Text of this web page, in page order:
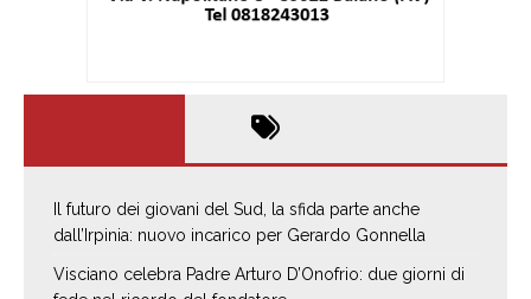
Il futuro dei giovani del Sud, la sfida parte anche
dall’Irpinia: nuovo incarico per Gerardo Gonnella
Visciano celebra Padre Arturo D’Onofrio: due giorni di